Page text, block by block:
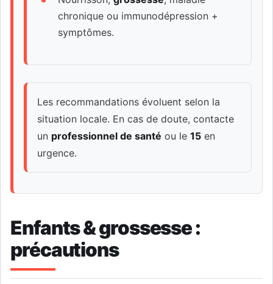
chronique ou immunodépression +
symptômes.
Les recommandations évoluent selon la
situation locale. En cas de doute, contacte
un professionnel de santé ou le 15 en
urgence.
Enfants & grossesse :
précautions